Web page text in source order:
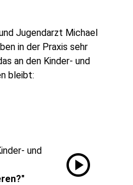
Jugendarzt Michael
in der Praxis sehr
an den Kinder- und
bleibt:
und
play_circle